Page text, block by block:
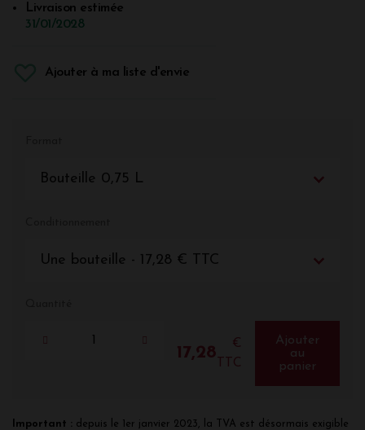
Livraison estimée
31/01/2028
Ajouter à ma liste d'envie
Bouteille 0,75 L
Une bouteille - 17,28 € TTC
17,28
€
TTC
Ajouter
au
panier
Important : depuis le 1er janvier 2023, la TVA est désormais exigible